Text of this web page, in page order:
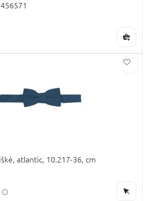
atlantic, 10.217-36, cm